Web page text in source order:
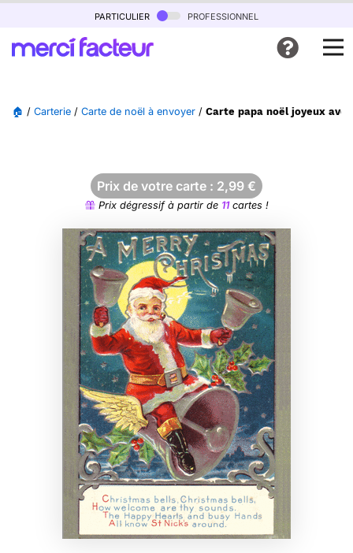
particulier professionnel
🏠 / Carterie / Carte de noël à envoyer / Carte papa noël joyeux
Prix de votre carte : 2,99 €
Prix dégressif à partir de 11cartes !